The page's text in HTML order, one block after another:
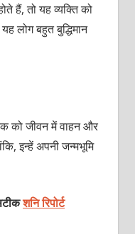
हैं, तो यह व्यक्ति को
लोग बहुत बुद्धिमान
को जीवन में वाहन और
इन्हें अपनी जन्मभूमि
शनि रिपोर्ट